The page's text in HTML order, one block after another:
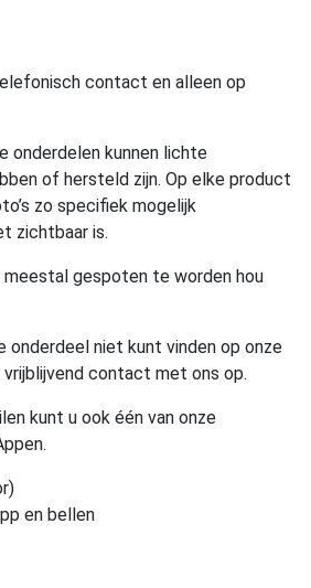
contact en alleen op
onderdelen kunnen lichte
of hersteld zijn. Op elke product
zo specifiek mogelijk
zichtbaar is.
meestal gespoten te worden hou
onderdeel niet kunt vinden op onze
contact met ons op.
kunt u ook één van onze
en bellen